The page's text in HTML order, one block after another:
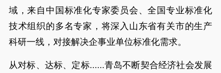
域，来自中国标准化专家委员会、全国专业标准化
技术组织的多名专家，将深入山东省有关市的生产
科研一线，对接解决企事业单位标准化需求。
从对标、达标、定标......青岛不断契合经济社会发展